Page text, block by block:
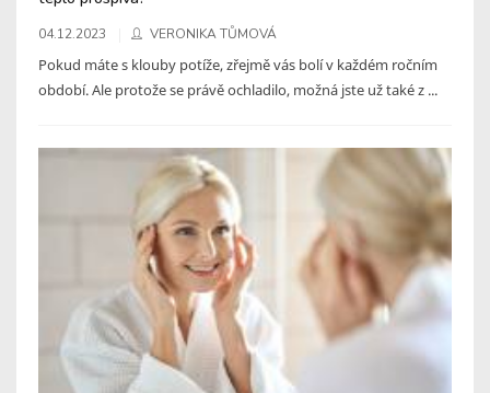
04.12.2023 VERONIKA TŮMOVÁ
Pokud máte s klouby potíže, zřejmě vás bolí v každém ročním
období. Ale protože se právě ochladilo, možná jste už také z ...